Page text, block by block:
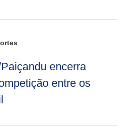
encerra
entre os